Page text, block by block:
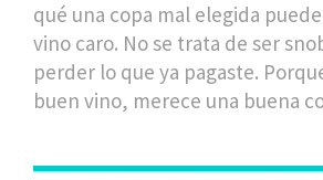
qué una copa mal elegida
vino caro. No se trata de ser
perder lo que ya pagaste.
buen vino, merece una buena